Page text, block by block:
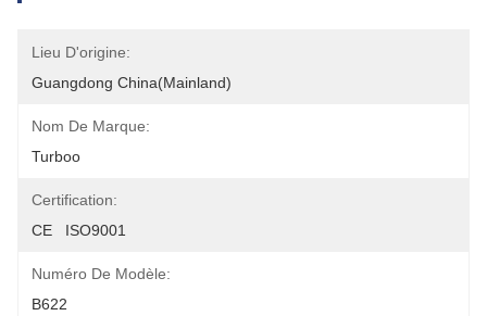
Lieu D'origine:
Guangdong China(Mainland)
Nom De Marque:
Turboo
Certification:
CE   ISO9001
Numéro De Modèle:
B622